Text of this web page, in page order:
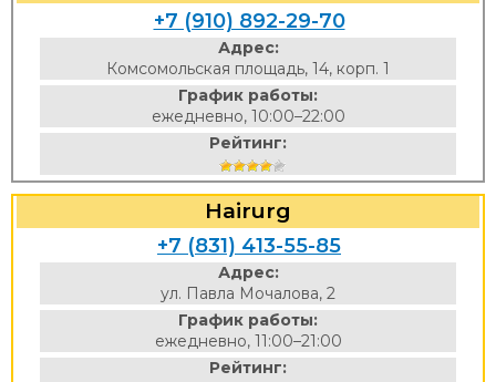
+7 (910) 892-29-70
Адрес:
Комсомольская площадь, 14, корп. 1
График работы:
ежедневно, 10:00–22:00
Рейтинг:
Hairurg
+7 (831) 413-55-85
Адрес:
ул. Павла Мочалова, 2
График работы:
ежедневно, 11:00–21:00
Рейтинг: